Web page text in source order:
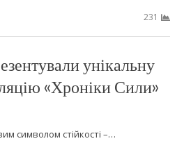
231
унікальну
«Хроніки Сили»
символом стійкості –…